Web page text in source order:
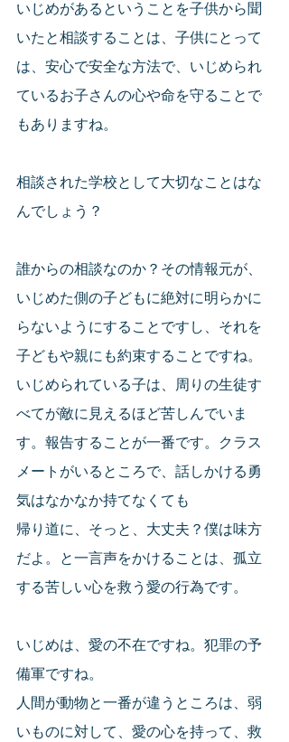
いじめがあるということを子供から聞
いたと相談することは、子供にとって
は、安心で安全な方法で、いじめられ
ているお子さんの心や命を守ることで
もありますね。
相談された学校として大切なことはな
んでしょう？
誰からの相談なのか？その情報元が、
いじめた側の子どもに絶対に明らかに
らないようにすることですし、それを
子どもや親にも約束することですね。
いじめられている子は、周りの生徒す
べてが敵に見えるほど苦しんでいま
す。報告することが一番です。クラス
メートがいるところで、話しかける勇
気はなかなか持てなくても
帰り道に、そっと、大丈夫？僕は味方
だよ。と一言声をかけることは、孤立
する苦しい心を救う愛の行為です。
いじめは、愛の不在ですね。犯罪の予
備軍ですね。
人間が動物と一番が違うところは、弱
いものに対して、愛の心を持って、救